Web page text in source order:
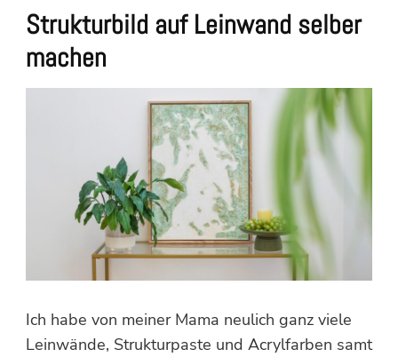
Strukturbild auf Leinwand selber
machen
Ich habe von meiner Mama neulich ganz viele
Leinwände, Strukturpaste und Acrylfarben samt